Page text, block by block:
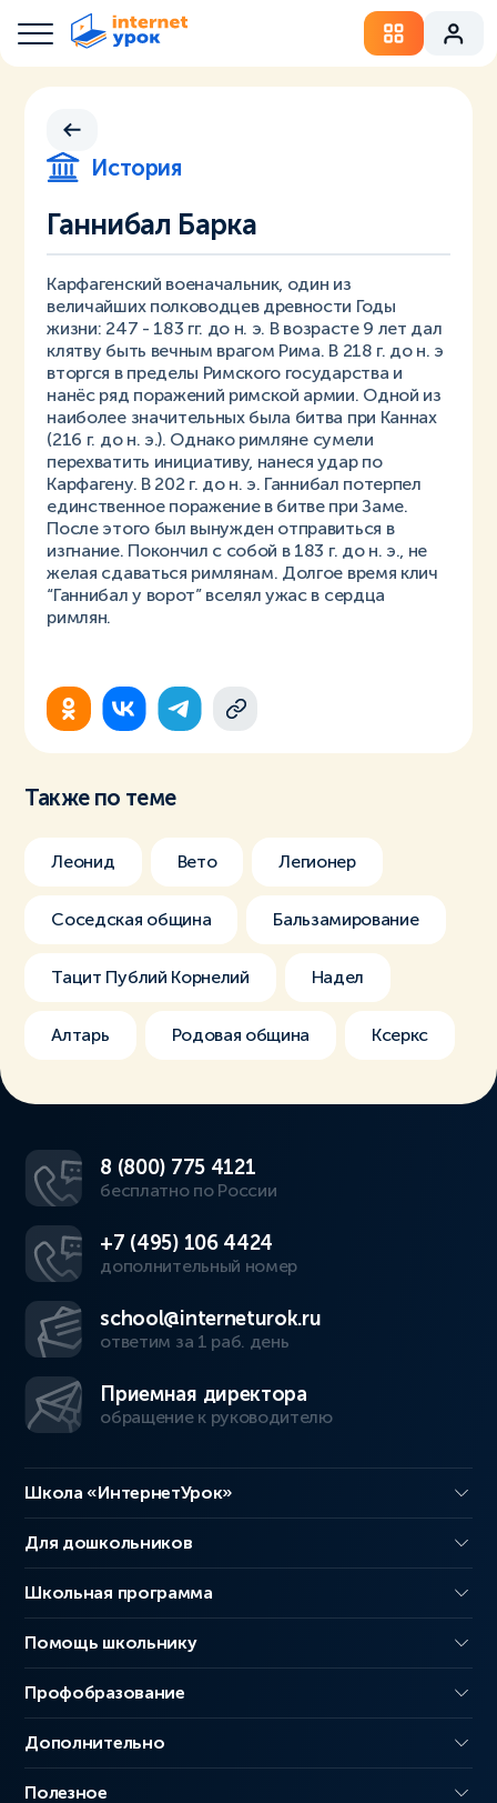
История
Ганнибал Барка
Карфагенский военачальник, один из
величайших полководцев древности Годы
жизни: 247 - 183 гг. до н. э. В возрасте 9 лет дал
клятву быть вечным врагом Рима. В 218 г. до н. э
вторгся в пределы Римского государства и
нанёс ряд поражений римской армии. Одной из
наиболее значительных была битва при Каннах
(216 г. до н. э.). Однако римляне сумели
перехватить инициативу, нанеся удар по
Карфагену. В 202 г. до н. э. Ганнибал потерпел
единственное поражение в битве при Заме.
После этого был вынужден отправиться в
изгнание. Покончил с собой в 183 г. до н. э., не
желая сдаваться римлянам. Долгое время клич
“Ганнибал у ворот” вселял ужас в сердца
римлян.
Также по теме
Леонид Вето Легионер
Соседская община Бальзамирование
Тацит Публий Корнелий Надел
Алтарь Родовая община Ксеркс
8 (800) 775 4121
бесплатно по России
+7 (495) 106 4424
дополнительный номер
school@interneturok.ru
ответим за 1 раб. день
Приемная директора
обращение к руководителю
Школа «ИнтернетУрок»
Для дошкольников
Школьная программа
Помощь школьнику
Профобразование
Дополнительно
Полезное